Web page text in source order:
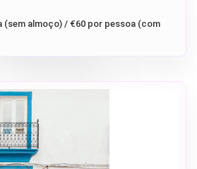
(sem almoço) / €60 por pessoa (com